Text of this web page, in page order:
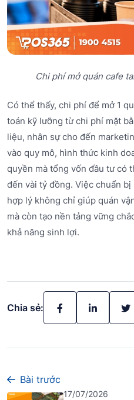
Chi phí mở quán cafe
Có thể thấy, chi phí để mở 1
toán kỹ lưỡng từ chi phí mặt
liệu, nhân sự cho đến
vào quy mô, hình thức kinh
quyền mà tổng vốn đầu tư có
đến vài tỷ đồng. Việc chuẩn
hợp lý không chỉ giúp quán
mà còn tạo nền tảng vững
khả năng sinh lợi.
Chia sẻ:
Bài trước
17/07/2026